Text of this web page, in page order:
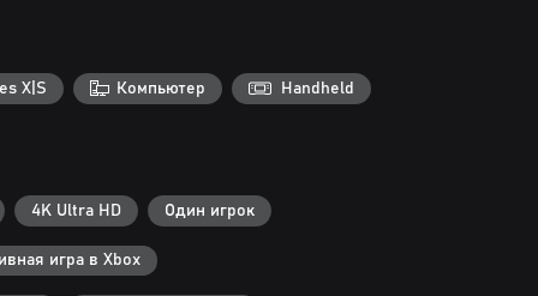
X|S Компьютер Handheld
4K Ultra HD Один игрок
игра в Xbox